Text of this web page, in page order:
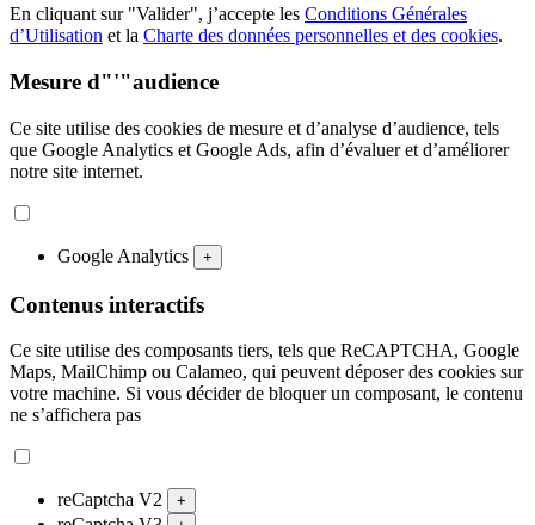
En cliquant sur "Valider", j’accepte les Conditions Générales
d’Utilisation et la Charte des données personnelles et des cookies.
Mesure d"'"audience
Ce site utilise des cookies de mesure et d’analyse d’audience, tels
que Google Analytics et Google Ads, afin d’évaluer et d’améliorer
notre site internet.
Google Analytics +
Contenus interactifs
Ce site utilise des composants tiers, tels que ReCAPTCHA, Google
Maps, MailChimp ou Calameo, qui peuvent déposer des cookies sur
votre machine. Si vous décider de bloquer un composant, le contenu
ne s’affichera pas
reCaptcha V2 +